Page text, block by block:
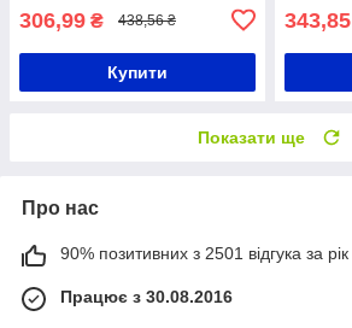
306,99 ₴ 438,56 ₴
Купити
343,85
Показати ще
Про нас
90% позитивних з 2501 відгука за рік
Працює з 30.08.2016